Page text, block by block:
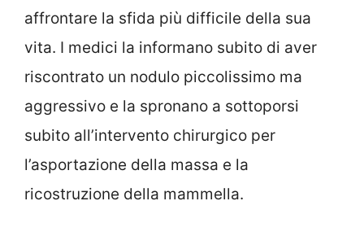
affrontare la sfida più difficile della sua
vita. I medici la informano subito di aver
riscontrato un nodulo piccolissimo ma
aggressivo e la spronano a sottoporsi
subito all’intervento chirurgico per
l’asportazione della massa e la
ricostruzione della mammella.